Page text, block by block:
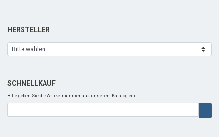
HERSTELLER
SCHNELLKAUF
Bitte geben Sie die Artikelnummer aus unserem Katalog ein.